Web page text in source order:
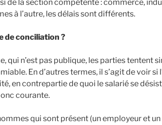
de la section compétente : commerce,
à l’autre, les délais sont différents.
de conciliation ?
qui n’est pas publique, les parties tentent
En d’autres termes, il s’agit de voir si
en contrepartie de quoi le salarié se
courante.
qui sont présent (un employeur et